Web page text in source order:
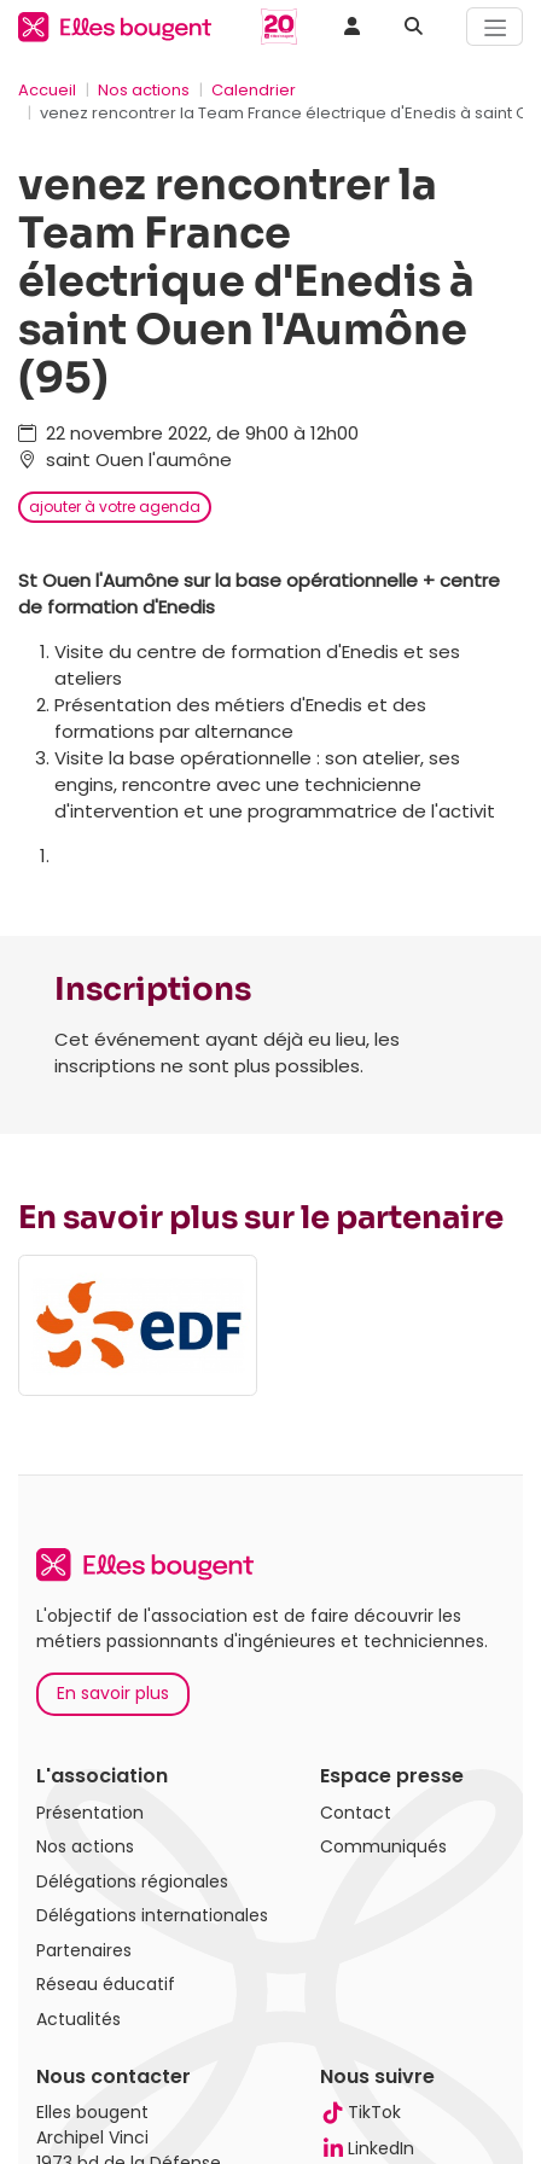
Accueil Nos actions
Calendrier
venez rencontrer la Team France électrique d'Enedis à saint
venez rencontrer la
Team France
électrique d'Enedis à
saint Ouen l'Aumône
(95)
22 novembre 2022, de 9h00 à 12h00
saint Ouen l'aumône
ajouter à votre agenda
St Ouen l'Aumône sur la base opérationnelle + centre
de formation d'Enedis
Visite du centre de formation d'Enedis et ses
ateliers
Présentation des métiers d'Enedis et des
formations par alternance
Visite la base opérationnelle : son atelier, ses
engins, rencontre avec une technicienne
d'intervention et une programmatrice de l'activit
Inscriptions
Cet événement ayant déjà eu lieu, les
inscriptions ne sont plus possibles.
En savoir plus sur le partenaire
L'objectif de l'association est de faire découvrir les
métiers passionnants d'ingénieures et techniciennes.
En savoir plus
L'association
Présentation
Nos actions
Délégations régionales
Délégations internationales
Partenaires
Réseau éducatif
Actualités
Espace presse
Contact
Communiqués
Nous contacter
Elles bougent
Archipel Vinci
Nous suivre
TikTok
LinkedIn